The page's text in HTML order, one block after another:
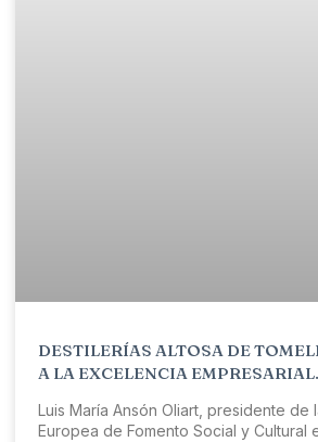
DESTILERÍAS ALTOSA DE
A LA EXCELENCIA EMPRESARIAL.
Luis María Ansón Oliart, presidente de
Europea de Fomento Social y Cultural